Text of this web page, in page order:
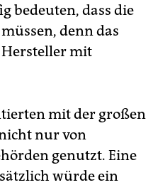
bedeuten, dass die
denn das
Hersteller mit
mit der großen
nur von
genutzt. Eine
würde ein